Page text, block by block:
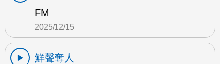
FM
2025/12/15
鮮聲奪人